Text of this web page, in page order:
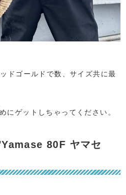
ドゴールドで数、サイズ共に最
にゲットしちゃってください。
80F ヤマセ